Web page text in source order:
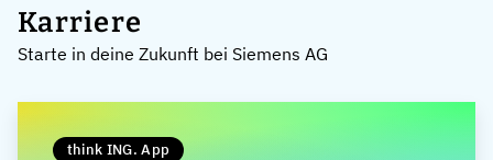
Karriere
Starte in deine Zukunft bei Siemens AG
think ING. App